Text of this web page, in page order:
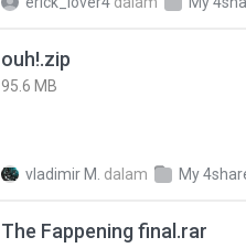
ouh!.zip
95.6 MB
vladimir M. dalam My
The Fappening final.rar